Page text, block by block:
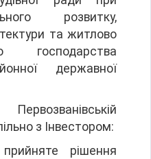
розвитку,
та житлово
господарства
державної
з Інвестором:
рішення